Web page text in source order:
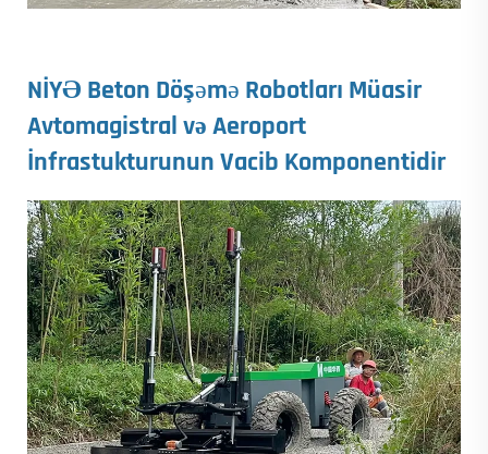
NİYƏ Beton Döşəmə Robotları Müasir
Avtomagistral və Aeroport
İnfrastukturunun Vacib Komponentidir